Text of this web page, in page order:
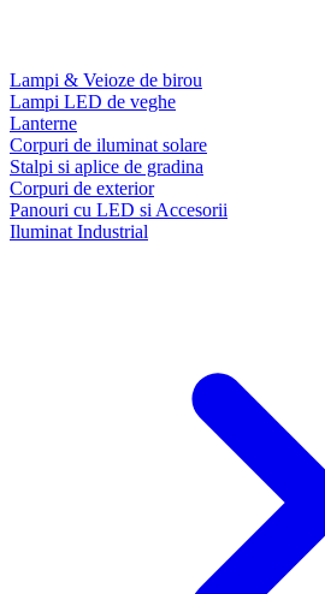
Lampi & Veioze de birou
Lampi LED de veghe
Lanterne
Corpuri de iluminat solare
Stalpi si aplice de gradina
Corpuri de exterior
Panouri cu LED si Accesorii
Iluminat Industrial